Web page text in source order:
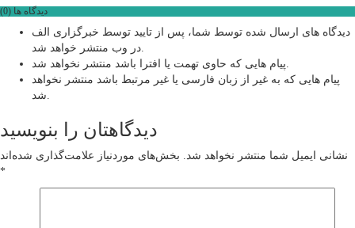
دیدگاه ها (0)
دیدگاه های ارسال شده توسط شما، پس از تایید توسط خبرگزاری الف
پیام هایی که به غیر از زبان فارسی یا غیر مرتبط باشد منتشر نخواهد
دیدگاهتان را بنویسید
نشانی ایمیل شما منتشر نخواهد شد.
بخش‌های موردنیاز علامت‌گذاری شده‌اند
*